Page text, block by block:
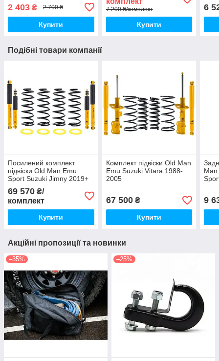
2 403 ₴ 2 700 ₴
Купити
7 200 ₴/комплект
Купити
6
Подібні товари компанії
Посилений комплект
підвіски Old Man Emu
Sport Suzuki Jimny 2019+
69 570 ₴/
комплект
Купити
Комплект підвіски Old Man
Emu Suzuki Vitara 1988-
2005
67 500₴
Купити
9
Акційні пропозиції та новинки
–35% –25%